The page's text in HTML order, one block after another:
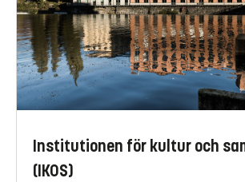
Institutionen för kultur och
(IKOS)